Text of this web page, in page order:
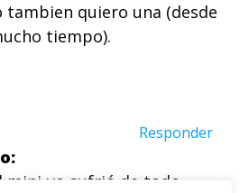
tambien quiero una (desde
tiempo).
Responder
mini-yo sufrió de todo,